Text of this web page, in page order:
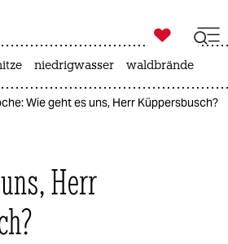
taz zahl ich
zahl ich

taz zahl ich
hitze niedrigwasser waldbrände
Wie geht es uns, Herr Küppersbusch?
Herr